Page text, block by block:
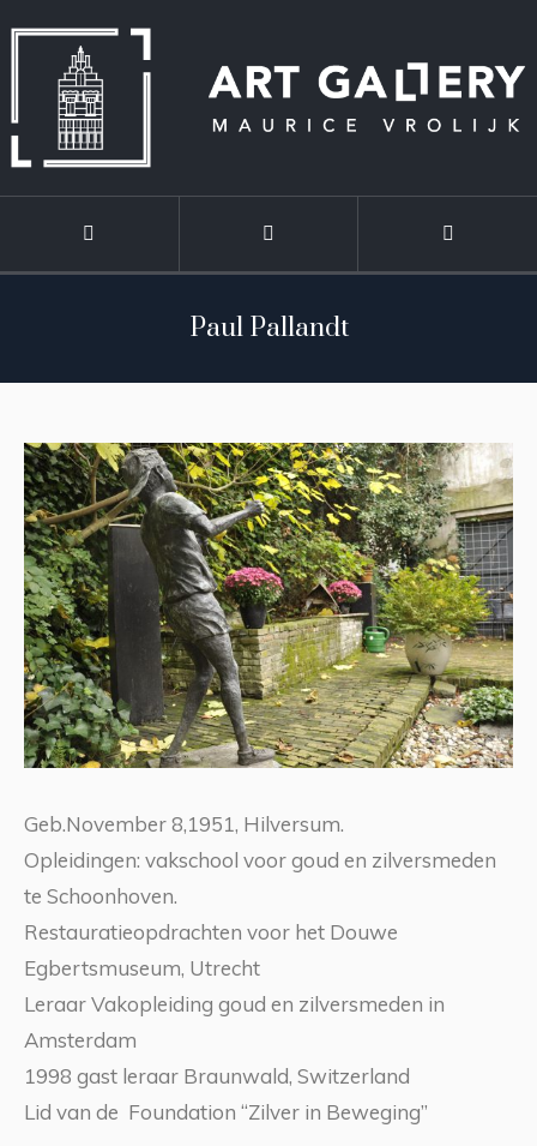
Paul Pallandt
Geb.November 8,1951, Hilversum.
Opleidingen: vakschool voor goud en zilversmeden
te Schoonhoven.
Restauratieopdrachten voor het Douwe
Egbertsmuseum, Utrecht
Leraar Vakopleiding goud en zilversmeden in
Amsterdam
1998 gast leraar Braunwald, Switzerland
Lid van de Foundation “Zilver in Beweging”